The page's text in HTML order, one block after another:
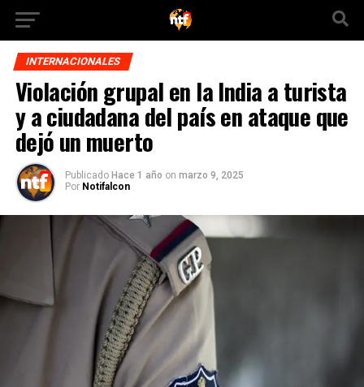
INTERNACIONALES
Violación grupal en la India a turista
y a ciudadana del país en ataque que
dejó un muerto
Publicado Hace 1 año on marzo 9, 2025
Por Notifalcon